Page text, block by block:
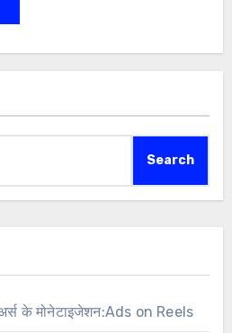
Search
के मोनेटाइजेशन:Ads on Reels